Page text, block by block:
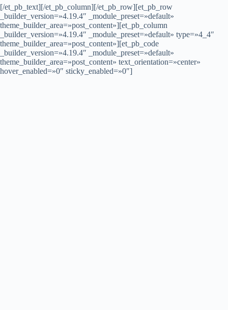
[/et_pb_text][/et_pb_column][/et_pb_row][et_pb_row
_builder_version=»4.19.4″ _module_preset=»default»
theme_builder_area=»post_content»][et_pb_column
_builder_version=»4.19.4″ _module_preset=»default» type=»4_4″
theme_builder_area=»post_content»][et_pb_code
_builder_version=»4.19.4″ _module_preset=»default»
theme_builder_area=»post_content» text_orientation=»center»
hover_enabled=»0″ sticky_enabled=»0″]